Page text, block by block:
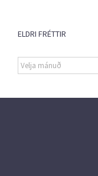
ELDRI FRÉTTIR
Eldri
fréttir